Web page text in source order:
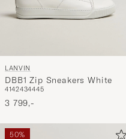
LANVIN
DBB1 Zip Sneakers White
4142434445
3 799,-
50%